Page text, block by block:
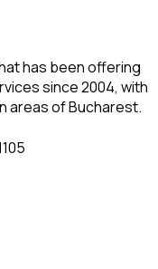
has been offering
since 2004, with
areas of Bucharest.